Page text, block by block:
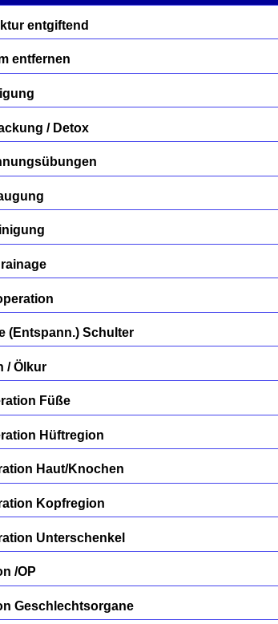
entgiftend
entfernen
/ Detox
(Entspann.) Schulter
/ Ölkur
Füße
Hüftregion
Haut/Knochen
Kopfregion
Unterschenkel
/OP
Geschlechtsorgane